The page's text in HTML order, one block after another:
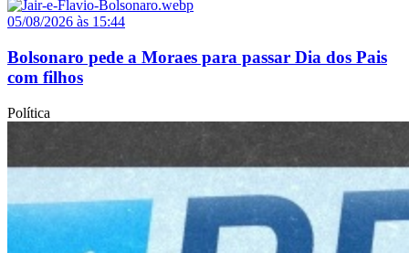
05/08/2026 às 15:44
Bolsonaro pede a Moraes para passar Dia dos Pais
com filhos
Política